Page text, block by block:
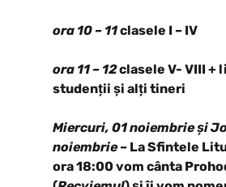
ora 10 – 11clasele I – IV
ora 11 – 12clasele V- VIII +
studenții și alți tineri
Miercuri, 01 noiembrieși
noiembrie– La Sfintele
ora 18:00 vom cânta